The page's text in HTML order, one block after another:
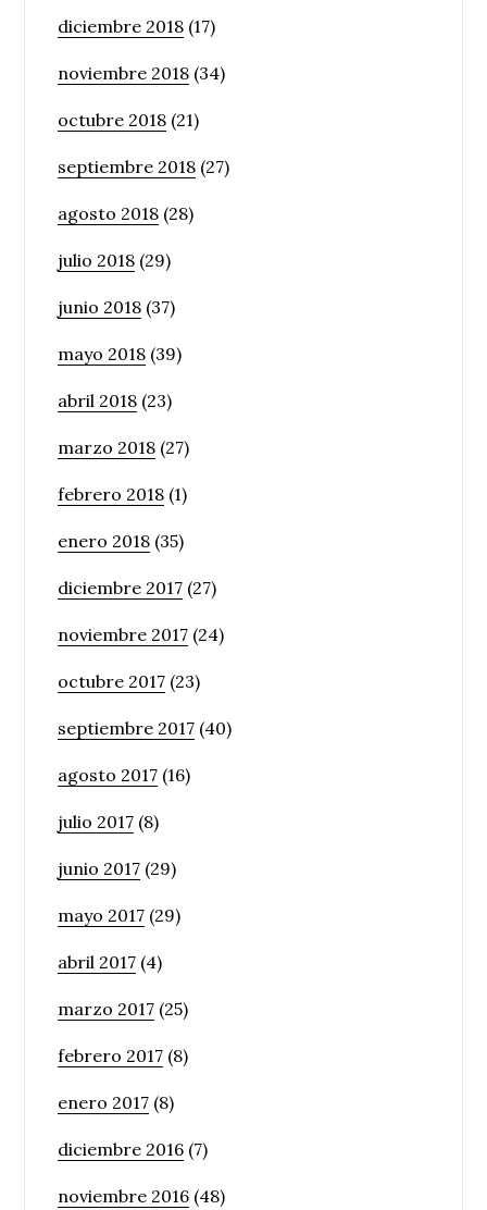
diciembre 2018 (17)
noviembre 2018 (34)
octubre 2018 (21)
septiembre 2018 (27)
agosto 2018 (28)
julio 2018 (29)
junio 2018 (37)
mayo 2018 (39)
abril 2018 (23)
marzo 2018 (27)
febrero 2018 (1)
enero 2018 (35)
diciembre 2017 (27)
noviembre 2017 (24)
octubre 2017 (23)
septiembre 2017 (40)
agosto 2017 (16)
julio 2017 (8)
junio 2017 (29)
mayo 2017 (29)
abril 2017 (4)
marzo 2017 (25)
febrero 2017 (8)
enero 2017 (8)
diciembre 2016 (7)
noviembre 2016 (48)